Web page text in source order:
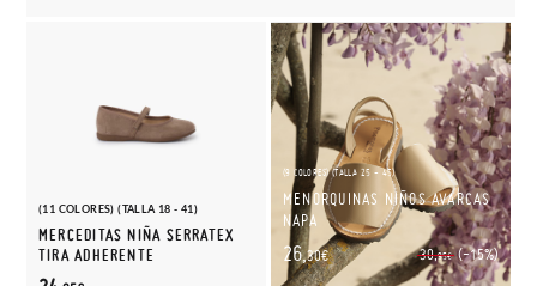
(11 COLORES) (TALLA 18 - 41)
MERCEDITAS NIÑA SERRATEX
TIRA ADHERENTE
(9 COLORES) (TALLA 25 - 45)
MENORQUINAS NIÑOS AVARCAS
NAPA
30,95€ (-15%)
26,30€